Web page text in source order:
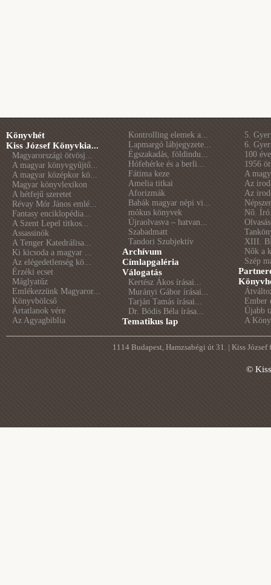
Könyvhét
Kiss József Könyvkia...
Magyarországi ötvösj...
A magyar könyvgyűjtő...
A magyar középkor kö...
Magyar könyvlexikon
A hétfejű szeretet
Révay Mór János emlé...
Fantasy enciklopédia...
A Szent Lepel titkos...
Assassinók
A Tenger Katedrálisa...
Ki kicsoda a magyar ...
Az elégedetlenség kö...
Érzéki ecset
Máglyatűz
Emlékezzünk Magyaror...
Könyvbölcső
Ártatlanok vére
Az Agyagbiblia
Kontrolling elemek a...
Lapmargó lábjegyzete...
Égszakadás, földindu...
Hófehérke és a berli...
Fátima keze
Amelia titkai
Aforizmák
Babák magyar népi vi...
mókus könyvek
Újraolvasva – hatvan...
Szabadmatt
Tandori Szubjektív
Archívum
Címlapgaléria
Válogatás
Kertész Ákos írásai...
Murányi Gábor írásai...
Tarján Tamás írásai...
Dr. Bódis Béla írása...
Tematikus lap
5.
6.
100
1956
A
Az
Az
Nő.
XIII.
Nők a
Szép
Ember
Újabb
A
1114 Budapest, Hamzsabégi út 31. | Kiss
©